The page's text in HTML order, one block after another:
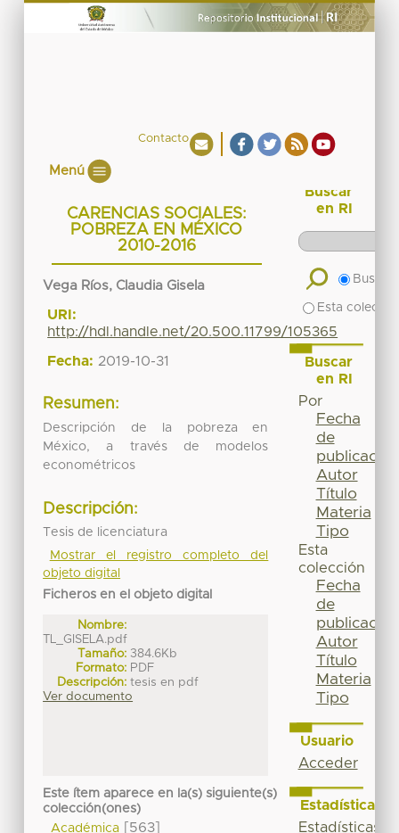
Contacto
Menú
CARENCIAS SOCIALES:
POBREZA EN MÉXICO
2010-2016
Vega Ríos, Claudia Gisela
URI:
http://hdl.handle.net/20.500.11799/105365
Fecha: 2019-10-31
Resumen:
Descripción de la pobreza en
México, a través de modelos
econométricos
Descripción:
Tesis de licenciatura
Mostrar el registro completo del
objeto digital
Ficheros en el objeto digital
Nombre:
TL_GISELA.pdf
Tamaño: 384.6Kb
Formato: PDF
Descripción: tesis en pdf
Ver documento
Este ítem aparece en la(s) siguiente(s)
colección(ones)
Académica[563]
Buscar
en RI
Buscar
Esta
Buscar
en RI
Por
Fecha
de
publicación
Autor
Título
Materia
Tipo
Esta
colección
Fecha
de
publicación
Autor
Título
Materia
Tipo
Usuario
Acceder
Estadísticas
Estadísticas